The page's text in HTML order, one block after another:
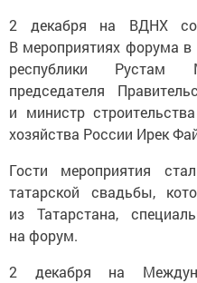
2 декабря на ВДНХ
В мероприятиях форума в
республики Рустам
председателя
и министр
хозяйства России Ирек
Гости мероприятия
татарской свадьбы,
из Татарстана,
на форум.
2 декабря на